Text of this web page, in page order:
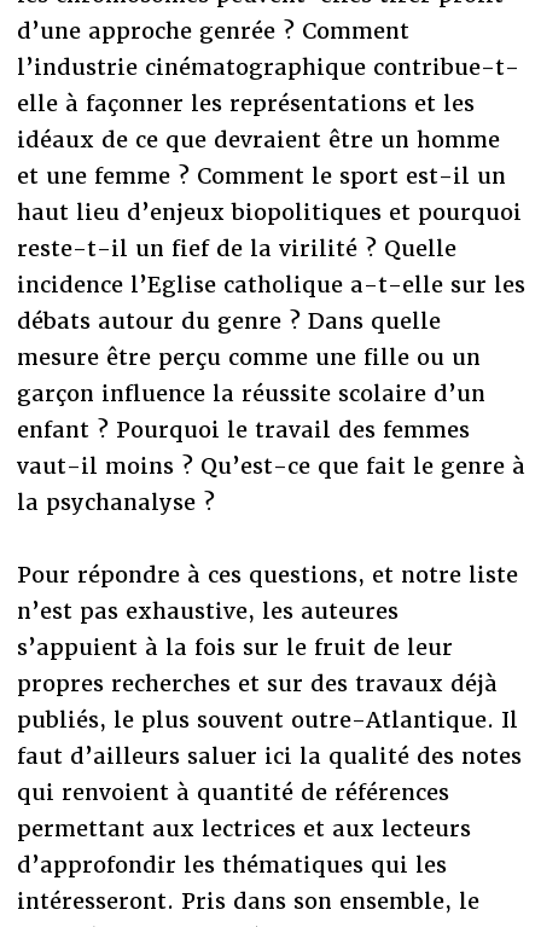
d’une approche genrée ? Comment
l’industrie cinématographique contribue-t-
elle à façonner les représentations et les
idéaux de ce que devraient être un homme
et une femme ? Comment le sport est-il un
haut lieu d’enjeux biopolitiques et pourquoi
reste-t-il un fief de la virilité ? Quelle
incidence l’Eglise catholique a-t-elle sur les
débats autour du genre ? Dans quelle
mesure être perçu comme une fille ou un
garçon influence la réussite scolaire d’un
enfant ? Pourquoi le travail des femmes
vaut-il moins ? Qu’est-ce que fait le genre à
la psychanalyse ?
Pour répondre à ces questions, et notre liste
n’est pas exhaustive, les auteures
s’appuient à la fois sur le fruit de leur
propres recherches et sur des travaux déjà
publiés, le plus souvent outre-Atlantique. Il
faut d’ailleurs saluer ici la qualité des notes
qui renvoient à quantité de références
permettant aux lectrices et aux lecteurs
d’approfondir les thématiques qui les
intéresseront. Pris dans son ensemble, le